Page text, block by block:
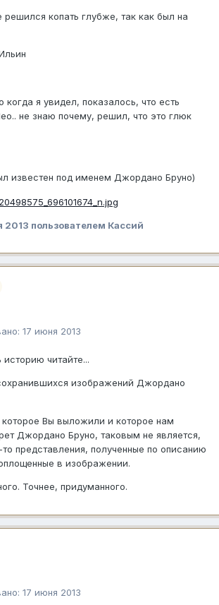
решился копать глубже, так как был на
я увидел, показалось, что есть
не знаю почему, решил, что это глюк
известен под именем Джордано Бруно)
2013 пользователем Кассий
17 июня 2013
читайте...
изображений Джордано
Вы выложили и которое нам
Джордано Бруно, таковым не является,
то представления, полученные по описанию
в изображении.
Точнее, придуманного.
17 июня 2013